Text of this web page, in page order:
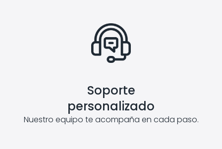
Soporte
personalizado
Nuestro equipo te acompaña en cada paso.